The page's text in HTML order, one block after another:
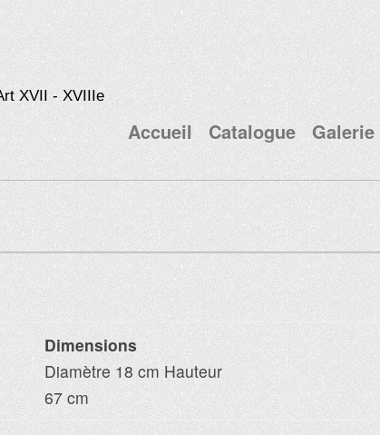
XVII - XVIIIe
Accueil Catalogue Galerie
Dimensions
Diamètre 18 cm Hauteur
67 cm